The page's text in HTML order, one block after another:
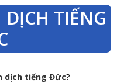
TIẾNG
dịch tiếng Đức?